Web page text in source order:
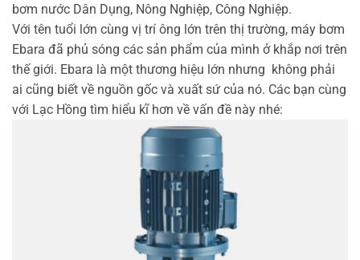
bơm nước Dân Dụng, Nông Nghiệp, Công Nghiệp.
Với tên tuổi lớn cùng vị trí ông lớn trên thị trường, máy bơm
Ebara đã phủ sóng các sản phẩm của mình ở khắp nơi trên
thế giới. Ebara là một thương hiệu lớn nhưng không phải
ai cũng biết về nguồn gốc và xuất sứ của nó. Các bạn cùng
với Lạc Hồng tìm hiểu kĩ hơn về vấn đề này nhé: